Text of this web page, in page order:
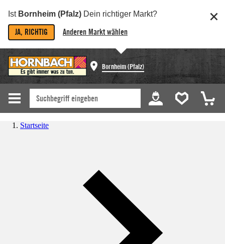
Ist Bornheim (Pfalz) Dein richtiger Markt?
JA, RICHTIG Anderen Markt wählen
Bornheim (Pfalz)
Startseite